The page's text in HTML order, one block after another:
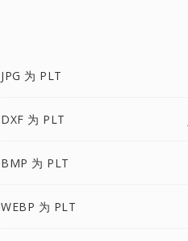
JPG 为 PLT
DXF 为 PLT
BMP 为 PLT
WEBP 为 PLT